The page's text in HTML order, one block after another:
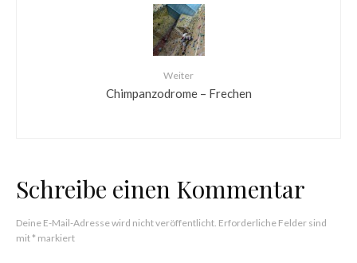
Weiter
Chimpanzodrome – Frechen
Schreibe einen Kommentar
Deine E-Mail-Adresse wird nicht veröffentlicht. Erforderliche Felder sind
mit* markiert